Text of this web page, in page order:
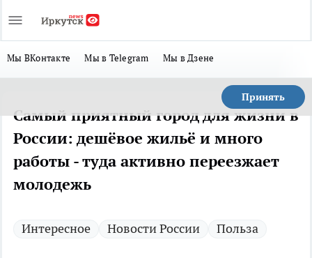
Мы ВКонтакте Мы в Telegram Мы в Дзене
Принять
Самый приятный город для жизни в
России: дешёвое жильё и много
работы - туда активно переезжает
молодежь
Интересное Новости России Польза